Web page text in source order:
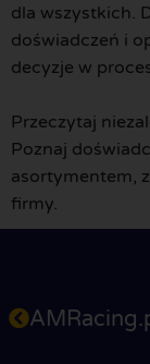
dla wszystkich.
doświadczeń i
decyzje w
Przeczytaj
Poznaj
asortymentem,
firmy.